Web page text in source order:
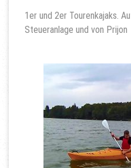
1er und 2er Tourenkajaks.
Steueranlage und von Prijon